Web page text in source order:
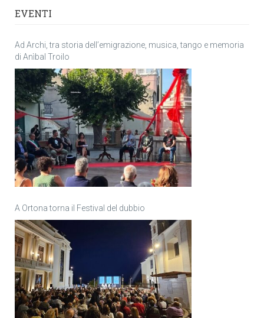
EVENTI
Ad Archi, tra storia dell’emigrazione, musica, tango e memoria
di Anìbal Troilo
A Ortona torna il Festival del dubbio